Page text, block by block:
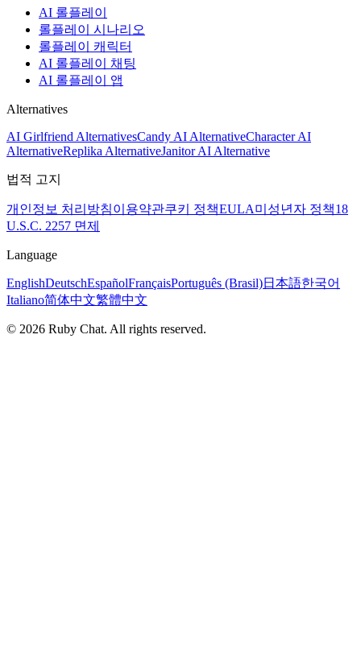
AI 롤플레이
롤플레이 시나리오
롤플레이 캐릭터
AI 롤플레이 채팅
AI 롤플레이 앱
Alternatives
AI Girlfriend AlternativesCandy AI AlternativeCharacter AI
AlternativeReplika AlternativeJanitor AI Alternative
법적 고지
개인정보 처리방침이용약관쿠키 정책EULA미성년자 정책18
U.S.C. 2257 면제
Language
EnglishDeutschEspañolFrançaisPortuguês (Brasil)日本語한국어
Italiano简体中文繁體中文
© 2026 Ruby Chat. All rights reserved.